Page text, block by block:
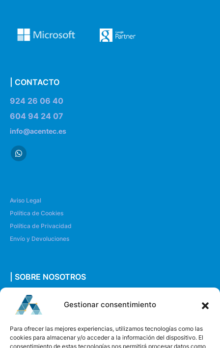
Gestionar consentimiento
Para ofrecer las mejores experiencias, utilizamos tecnologías como las
cookies para almacenar y/o acceder a la información del dispositivo. El
consentimiento de estas tecnologías nos permitirá procesar datos como
| CONTACTO
924 26 06 40
604 94 24 07
info@acentec.es
Aviso Legal
Política de Cookies
Política de Privacidad
Envío y Devoluciones
| SOBRE NOSOTROS
Quiénes somos
Envíanos un mensaje